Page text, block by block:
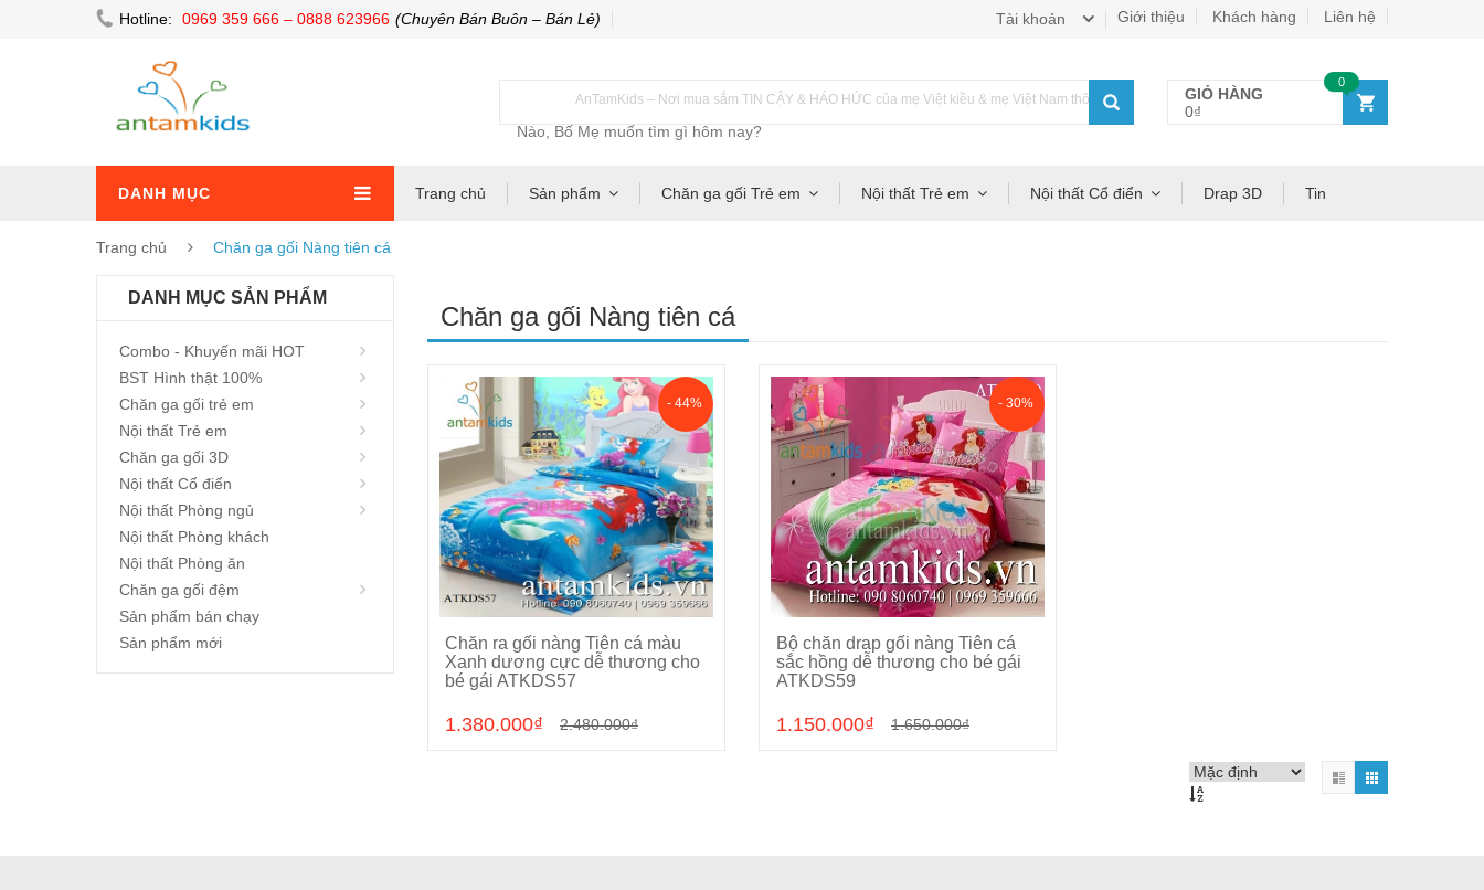
Hotline: 0969 359 666 – 0888 623966 (Chuyên Bán Buôn – Bán Lẻ) Giới thiệu Khách hàng Liên hệ
Tài khoản
AnTamKids – Nơi mua sắm TIN CẬY & HÁO HỨC của mẹ Việt kiều & mẹ Việt Nam thông thái!
GIỎ HÀNG
0₫
0
DANH MỤC Trang chủ Sản phẩm Chăn ga gối Trẻ em Nội thất Trẻ em Nội thất Cổ điển Drap 3D Tin
Trang chủ Chăn ga gối Nàng tiên cá
DANH MỤC SẢN PHẨM
Combo - Khuyến mãi HOT
BST Hình thật 100%
Chăn ga gối trẻ em
Nội thất Trẻ em
Chăn ga gối 3D
Nội thất Cổ điển
Nội thất Phòng ngủ
Nội thất Phòng khách
Nội thất Phòng ăn
Chăn ga gối đệm
Sản phẩm bán chạy
Sản phẩm mới
Chăn ga gối Nàng tiên cá
Chọn sản phẩm
- 44%
Chăn ra gối nàng Tiên cá màu
Xanh dương cực dễ thương cho
bé gái ATKDS57
1.380.000₫ 2.480.000₫
Chọn sản phẩm
- 30%
Bộ chăn drap gối nàng Tiên cá
sắc hồng dễ thương cho bé gái
ATKDS59
1.150.000₫ 1.650.000₫